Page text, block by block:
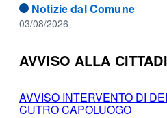
Notizie dal Comune
03/08/2026
AVVISO ALLA
AVVISO INTERVENTO DI
CUTRO CAPOLUOGO